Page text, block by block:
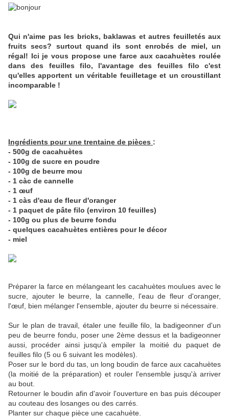
Qui n'aime pas les bricks, baklawas et autres feuilletés aux
fruits secs? surtout quand ils sont enrobés de miel, un
régal! Ici je vous propose une farce aux cacahuètes roulée
dans des feuilles filo, l'avantage des feuilles filo c'est
qu'elles apportent un véritable feuilletage et un croustillant
incomparable !
Ingrédients pour une trentaine de pièces :
- 500g de cacahuètes
- 100g de sucre en poudre
- 100g de beurre mou
- 1 càc de cannelle
- 1 œuf
- 1 càs d'eau de fleur d'oranger
- 1 paquet de pâte filo (environ 10 feuilles)
- 100g ou plus de beurre fondu
- quelques cacahuètes entières pour le décor
- miel
Préparer la farce en mélangeant les cacahuètes moulues avec le
sucre, ajouter le beurre, la cannelle, l'eau de fleur d'oranger,
l'œuf, bien mélanger l'ensemble, ajouter du beurre si nécessaire.
Sur le plan de travail, étaler une feuille filo, la badigeonner d'un
peu de beurre fondu, poser une 2ème dessus et la badigeonner
aussi, procéder ainsi jusqu'à empiler la moitié du paquet de
feuilles filo (5 ou 6 suivant les modèles).
Poser sur le bord du tas, un long boudin de farce aux cacahuètes
(la moitié de la préparation) et rouler l'ensemble jusqu'à arriver
au bout.
Retourner le boudin afin d'avoir l'ouverture en bas puis découper
au couteau des losanges ou des carrés.
Planter sur chaque pièce une cacahuète.